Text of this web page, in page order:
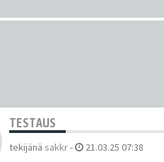
TESTAUS
tekijänä sakkr- 21.03.25 07:38